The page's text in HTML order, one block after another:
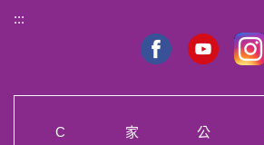
:::
C
家
公